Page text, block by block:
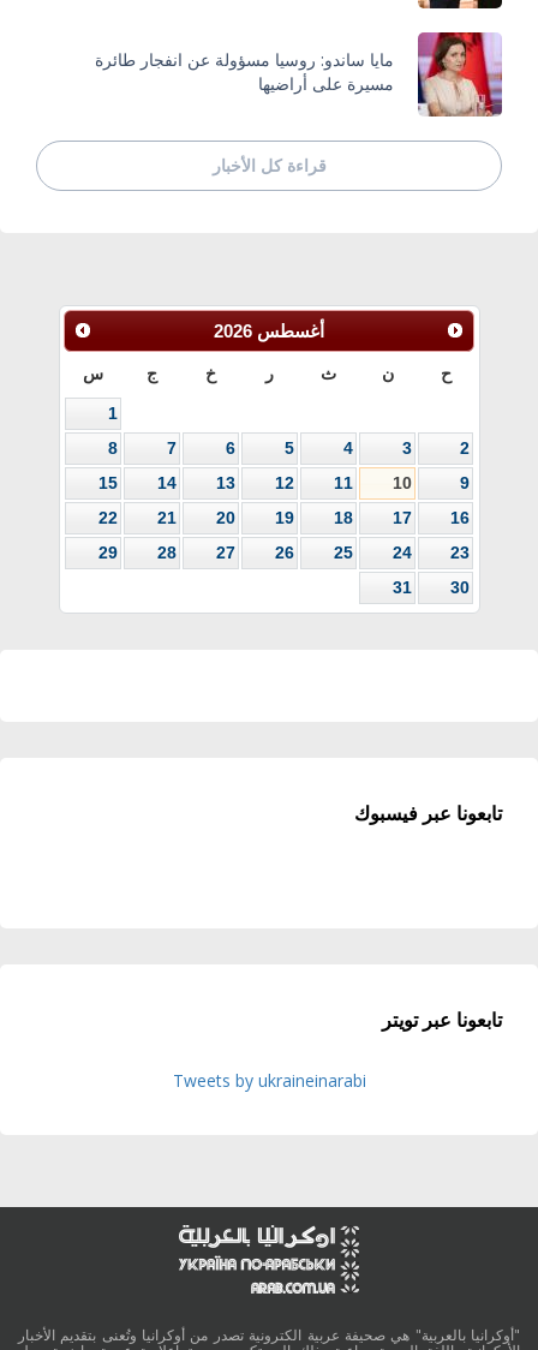
مايا ساندو: روسيا مسؤولة عن انفجار طائرة
مسيرة على أراضيها
قراءة كل الأخبار
أغسطس 2026
ح ن ث ر خ ج س
1
2
3
4
5
6
7
8
9
10
11
12
13
14
15
16
17
18
19
20
21
22
23
24
25
26
27
28
29
30
31
تابعونا عبر فيسبوك
تابعونا عبر تويتر
Tweets by ukraineinarabi
"أوكرانيا بالعربية" هي صحيفة عربية الكترونية تصدر من أوكرانيا وتُعنى بتقديم الأخبار